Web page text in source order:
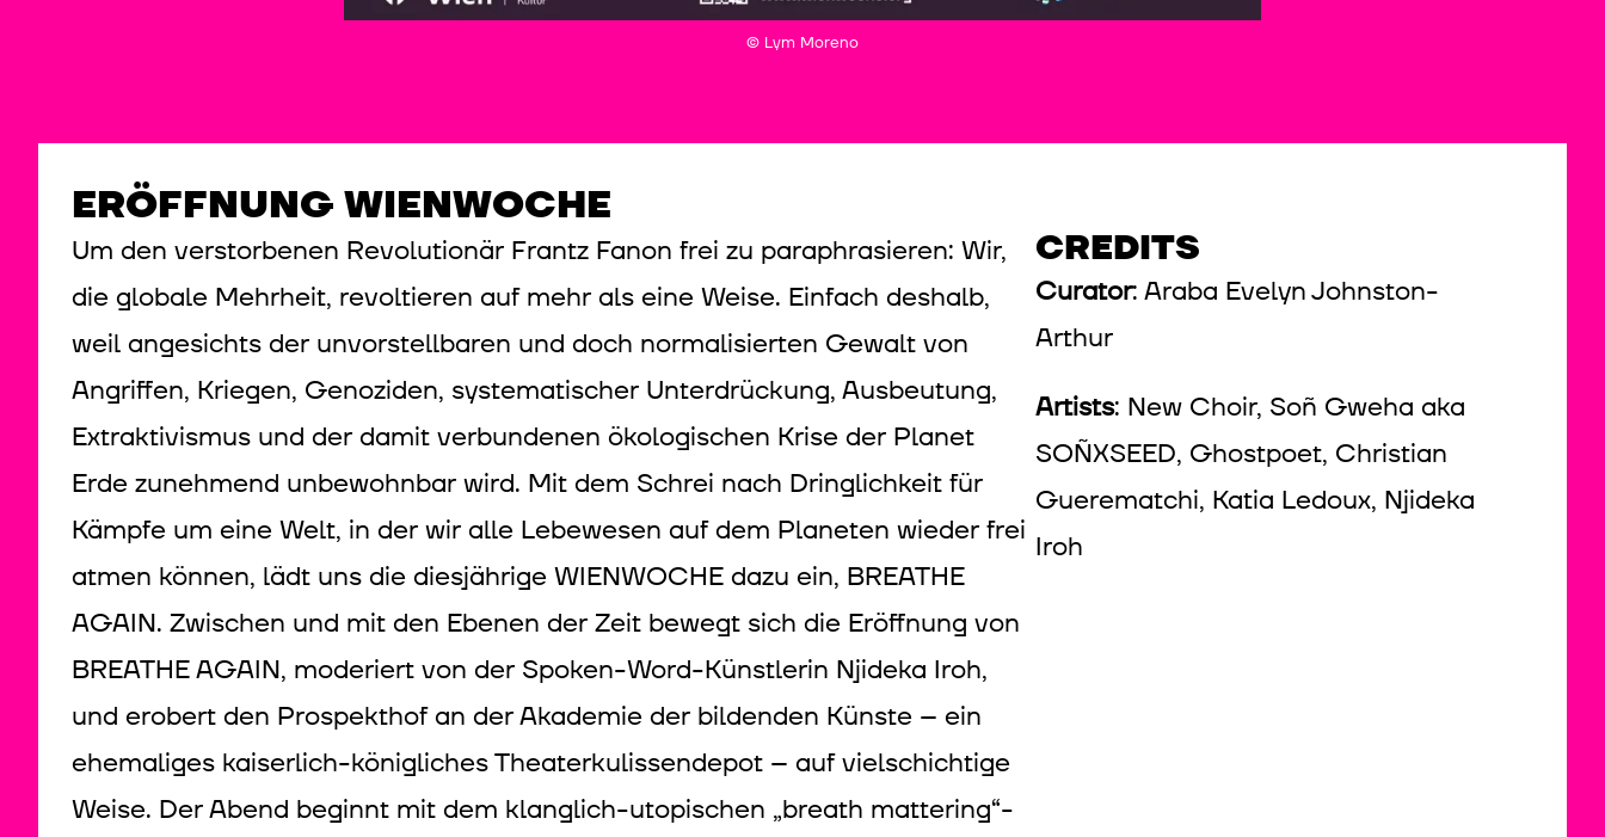
© Lym Moreno
ERÖFFNUNG WIENWOCHE
Um den verstorbenen Revolutionär Frantz Fanon frei zu paraphrasieren: Wir,
die globale Mehrheit, revoltieren auf mehr als eine Weise. Einfach deshalb,
weil angesichts der unvorstellbaren und doch normalisierten Gewalt von
Angriffen, Kriegen, Genoziden, systematischer Unterdrückung, Ausbeutung,
Extraktivismus und der damit verbundenen ökologischen Krise der Planet
Erde zunehmend unbewohnbar wird. Mit dem Schrei nach Dringlichkeit für
Kämpfe um eine Welt, in der wir alle Lebewesen auf dem Planeten wieder frei
atmen können, lädt uns die diesjährige WIENWOCHE dazu ein, BREATHE
AGAIN. Zwischen und mit den Ebenen der Zeit bewegt sich die Eröffnung von
BREATHE AGAIN, moderiert von der Spoken-Word-Künstlerin Njideka Iroh,
und erobert den Prospekthof an der Akademie der bildenden Künste – ein
ehemaliges kaiserlich-königliches Theaterkulissendepot – auf vielschichtige
Weise. Der Abend beginnt mit dem klanglich-utopischen „breath mattering“-
CREDITS
Curator: Araba Evelyn Johnston-
Arthur
Artists: New Choir, Soñ Gweha aka
SOÑXSEED, Ghostpoet, Christian
Guerematchi, Katia Ledoux, Njideka
Iroh